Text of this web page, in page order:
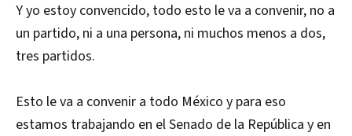
Y yo estoy convencido, todo esto le va a convenir, no a
un partido, ni a una persona, ni muchos menos a dos,
tres partidos.
Esto le va a convenir a todo México y para eso
estamos trabajando en el Senado de la República y en